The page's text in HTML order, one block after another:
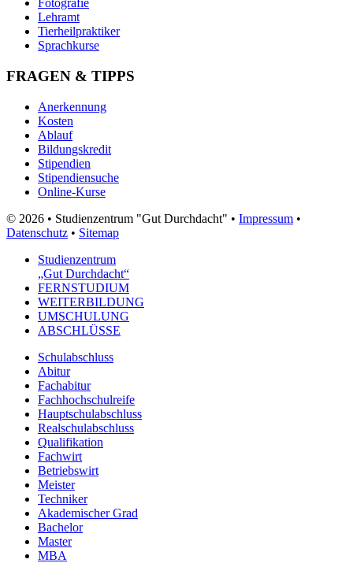
Fotografie
Lehramt
Tierheilpraktiker
Sprachkurse
FRAGEN & TIPPS
Anerkennung
Kosten
Ablauf
Bildungskredit
Stipendien
Stipendiensuche
Online-Kurse
© 2026 • Studienzentrum "Gut Durchdacht" • Impressum •
Datenschutz • Sitemap
Studienzentrum
„Gut Durchdacht“
FERNSTUDIUM
WEITERBILDUNG
UMSCHULUNG
ABSCHLÜSSE
Schulabschluss
Abitur
Fachabitur
Fachhochschulreife
Hauptschulabschluss
Realschulabschluss
Qualifikation
Fachwirt
Betriebswirt
Meister
Techniker
Akademischer Grad
Bachelor
Master
MBA